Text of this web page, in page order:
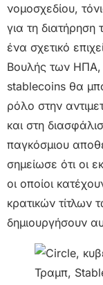
νομοσχεδίου,
για τη
ένα σχετικό
Βουλής των ΗΠΑ,
stablecoins θα
ρόλο στην
και στη
παγκόσμιου
σημείωσε ότι οι
οι οποίοι
κρατικών
δημιουργήσουν